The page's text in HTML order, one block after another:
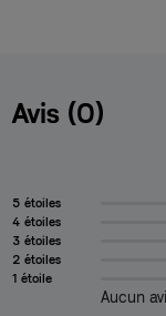
Avis (0)
5 étoiles
4 étoiles
3 étoiles
2 étoiles
1 étoile
Aucun